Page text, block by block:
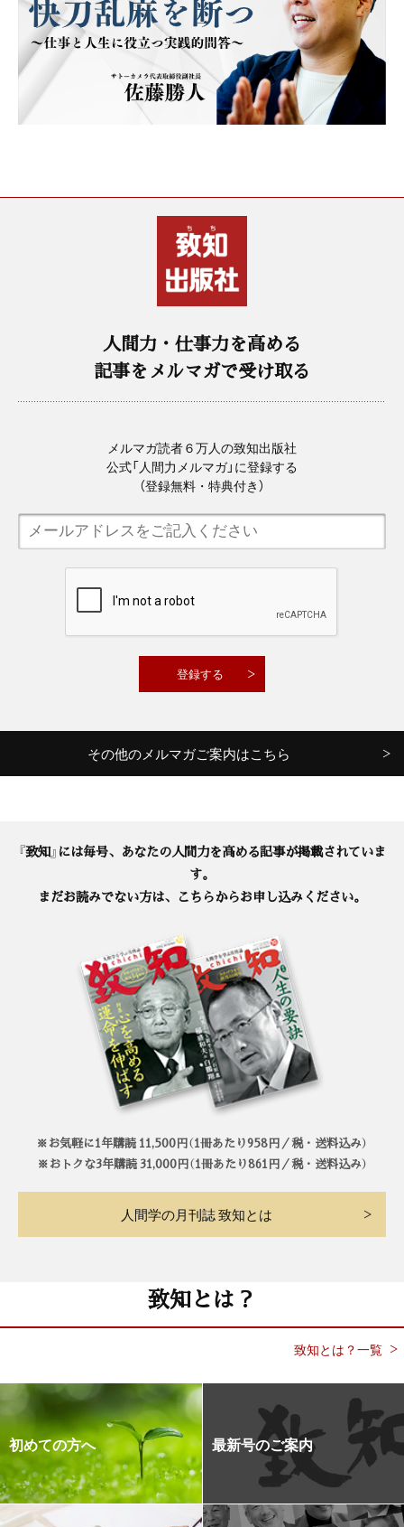
人間力・仕事力を高める
記事をメルマガで受け取る
メルマガ読者６万人の致知出版社
公式「人間力メルマガ」に登録する
（登録無料・特典付き）
その他のメルマガご案内はこちら
『致知』には毎号、あなたの人間力を高める記事が掲載されていま
す。
まだお読みでない方は、こちらからお申し込みください。
※お気軽に1年購読 11,500円（1冊あたり958円／税・送料込み）
※おトクな3年購読 31,000円（1冊あたり861円／税・送料込み）
人間学の月刊誌 致知とは
致知とは？
致知とは？一覧
初めての方へ 最新号のご案内